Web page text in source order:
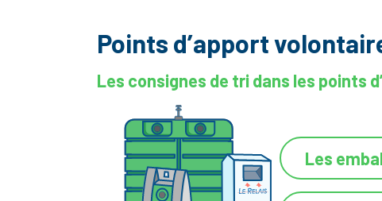
Points d’apport
Les consignes de tri dans les points
Les